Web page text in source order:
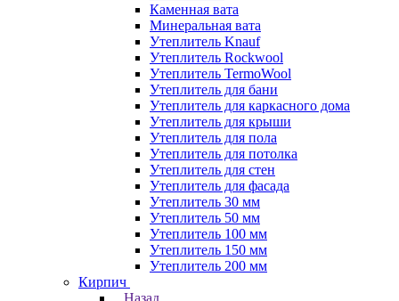
Каменная вата
Минеральная вата
Утеплитель Knauf
Утеплитель Rockwool
Утеплитель TermoWool
Утеплитель для бани
Утеплитель для каркасного дома
Утеплитель для крыши
Утеплитель для пола
Утеплитель для потолка
Утеплитель для стен
Утеплитель для фасада
Утеплитель 30 мм
Утеплитель 50 мм
Утеплитель 100 мм
Утеплитель 150 мм
Утеплитель 200 мм
Кирпич
Назад